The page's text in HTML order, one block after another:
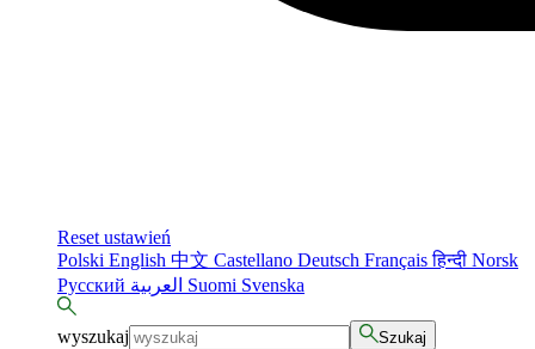
Reset ustawień
Polski English 中文 Castellano Deutsch Françaisहिन्दी Norsk
Русский
Suomi Svenska
wyszukaj Szukaj